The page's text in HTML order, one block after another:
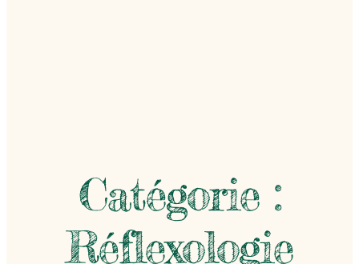
Catégorie :
Réflexologie